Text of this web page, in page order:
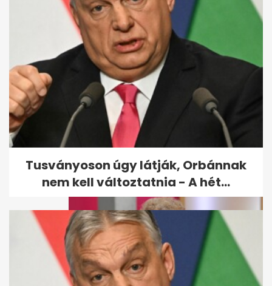
Csősz Bogi elvált: "Ha nagyon
anyagias lennék, vele
maradtam volna"
Tusványoson úgy látják, Orbánnak
nem kell változtatnia - A hét...